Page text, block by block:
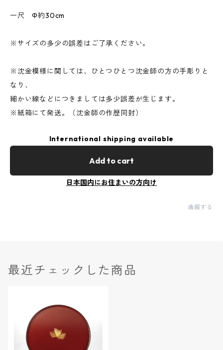
一尺 Φ約30cm
※サイズの多少の誤差はご了承ください。
※沈金模様に関しては、ひとつひとつ沈金師の方の手彫りと
なり、
細かい線などにつきましては多少誤差が生じます。
※紙箱にて発送。（沈金師の作歴同封）
International shipping available
Add to cart
日本国内にお住まいの方向け
通報する
最近チェックした商品